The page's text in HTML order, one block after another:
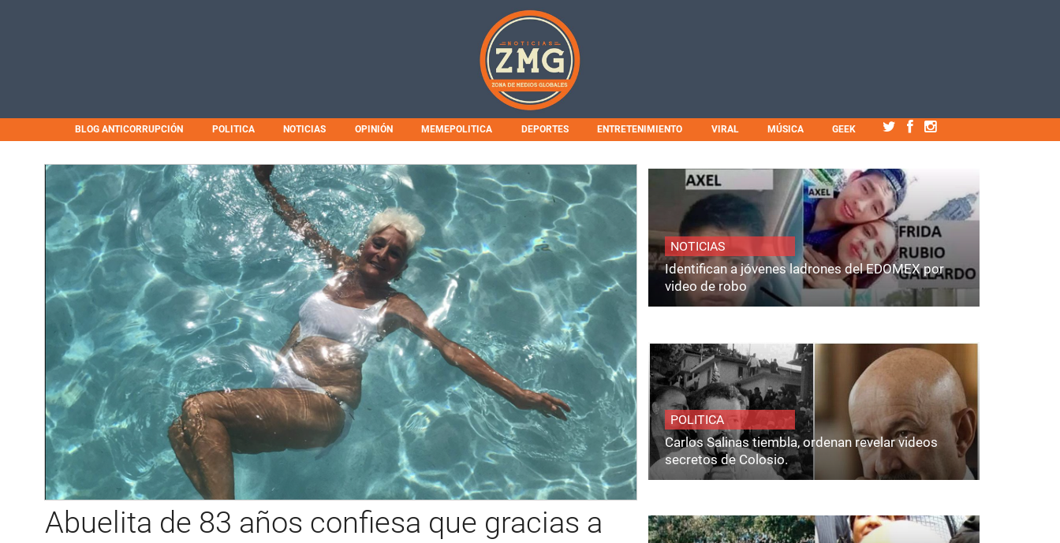
BLOG ANTICORRUPCIÓN POLITICA NOTICIAS OPINIÓN MEMEPOLITICA DEPORTES ENTRETENIMIENTO VIRAL MÚSICA GEEK
Abuelita de 83 años confiesa que gracias a
NOTICIAS
Identifican a jóvenes ladrones del EDOMEX por
video de robo
POLITICA
Carlos Salinas tiembla, ordenan revelar videos
secretos de Colosio.